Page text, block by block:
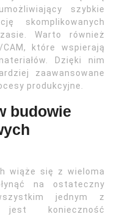
szybkie
skomplikowanych
Warto również
które wspierają
Dzięki nim
zaawansowane
produkcyjne.
budowie
wiąże się z wieloma
na ostateczny
jednym z
jest konieczność